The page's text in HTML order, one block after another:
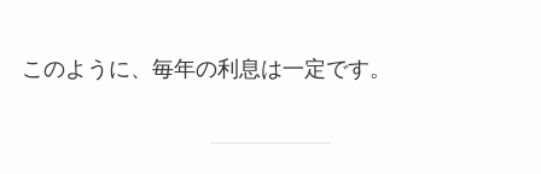
このように、毎年の利息は一定です。